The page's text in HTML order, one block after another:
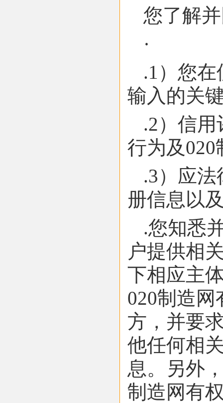
您了解
·
.1）您
输入的关
.2）信
行为及
.3）应
册信息以
.您知悉
户提供相
下相应主
020制造
方，并要
他任何相
息。另外
制造网有